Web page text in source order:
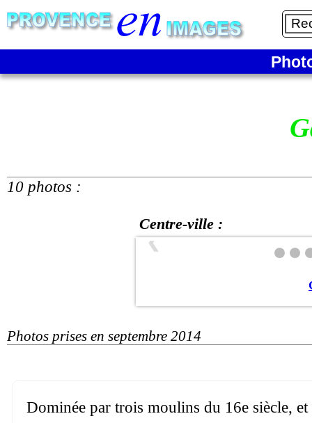
10 photos :
Centre-ville :
❮
Photos prises en septembre 2014
Dominée par trois moulins du 16e siècle,